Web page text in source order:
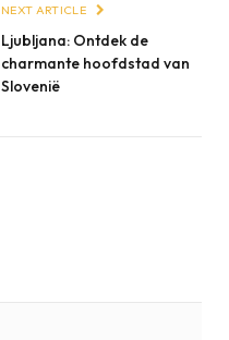
NEXT ARTICLE
Ljubljana: Ontdek de
charmante hoofdstad van
Slovenië